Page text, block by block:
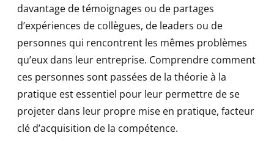
davantage de témoignages ou de partages
d’expériences de collègues, de leaders ou de
personnes qui rencontrent les mêmes problèmes
qu’eux dans leur entreprise. Comprendre comment
ces personnes sont passées de la théorie à la
pratique est essentiel pour leur permettre de se
projeter dans leur propre mise en pratique, facteur
clé d’acquisition de la compétence.